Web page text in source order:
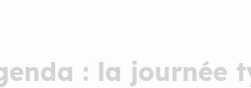
: la journée